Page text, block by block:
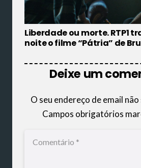
Liberdade ou morte. RTP1
noite o filme “Pátria” de
Deixe um
O seu endereço de email
Campos obrigatórios